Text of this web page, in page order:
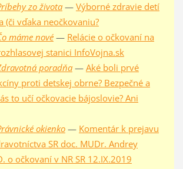
zo života— Výborné zdravie detí
(či vďaka neočkovaniu?
máme nové— Relácie o očkovaní na
stanici InfoVojna.sk
poradňa— Aké boli prvé
proti detskej obrne? Bezpečné a
to učí očkovacie bájoslovie? Ani
okienko— Komentár k prejavu
SR doc. MUDr. Andrey
o očkovaní v NR SR 12.IX.2019